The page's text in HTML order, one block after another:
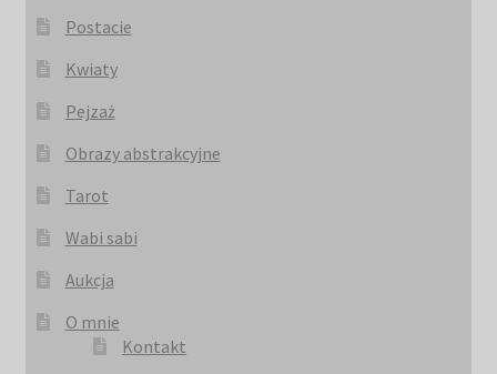
Postacie
Kwiaty
Pejzaż
Obrazy abstrakcyjne
Tarot
Wabi sabi
Aukcja
O mnie
Kontakt